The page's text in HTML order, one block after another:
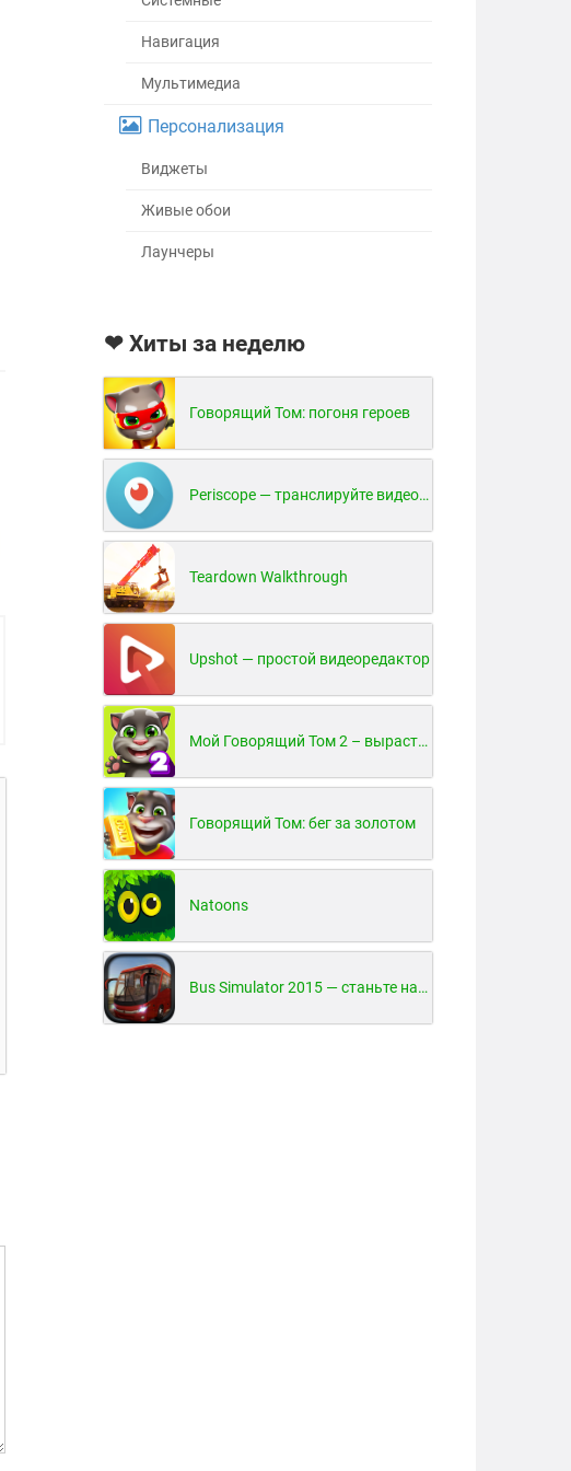
Навигация
Мультимедиа
Персонализация
Виджеты
Живые обои
Лаунчеры
❤ Хиты за неделю
Говорящий Том: погоня героев
Periscope — транслируйте видео в реальном времени!
Teardown Walkthrough
Upshot — простой видеоредактор
Мой Говорящий Том 2 – вырасти и воспитай своего котенка
Говорящий Том: бег за золотом
Natoons
Bus Simulator 2015 — станьте настоящим водителем автобуса!